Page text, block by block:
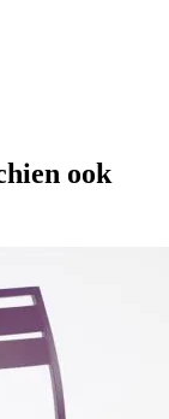
ook